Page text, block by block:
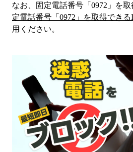
なお、固定電話番号「 0972 」を
定電話番号「 0972 」を取得でき
用ください。